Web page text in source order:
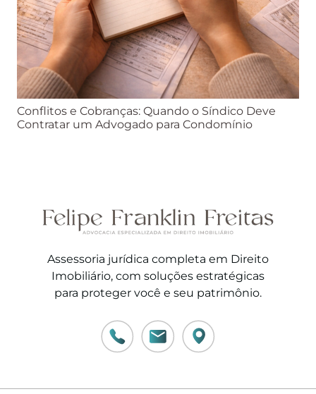
Conflitos e Cobranças: Quando o Síndico Deve
Contratar um Advogado para Condomínio
Assessoria jurídica completa em Direito
Imobiliário, com soluções estratégicas
para proteger você e seu patrimônio.